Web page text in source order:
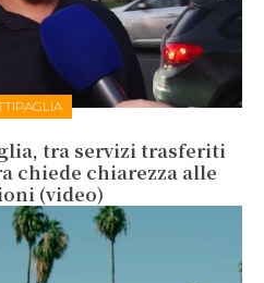
tra servizi trasferiti
chiede chiarezza alle
(video)